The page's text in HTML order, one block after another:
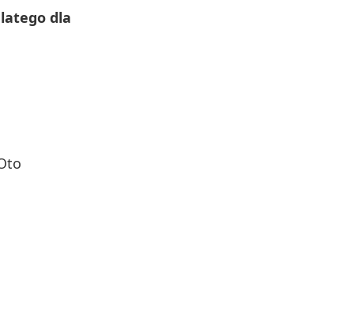
dla